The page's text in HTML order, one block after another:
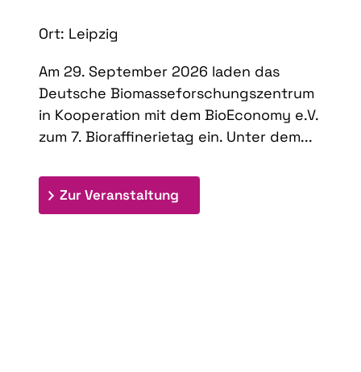
Ort: Leipzig
Am 29. September 2026 laden das
Deutsche Biomasseforschungszentrum
in Kooperation mit dem BioEconomy e.V.
zum 7. Bioraffinerietag ein. Unter dem...
Zur Veranstaltung